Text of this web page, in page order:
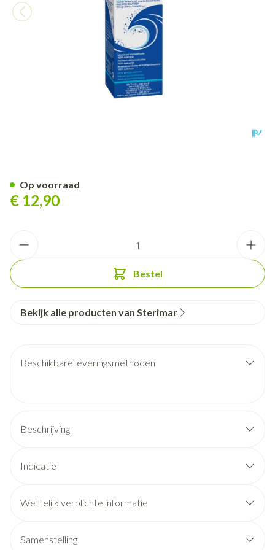
€ 12,90
Bestel
Op voorraad
Bekijk alle producten van Sterimar
Beschikbare leveringsmethoden
Beschrijving
Indicatie
Wettelijk verplichte informatie
Samenstelling